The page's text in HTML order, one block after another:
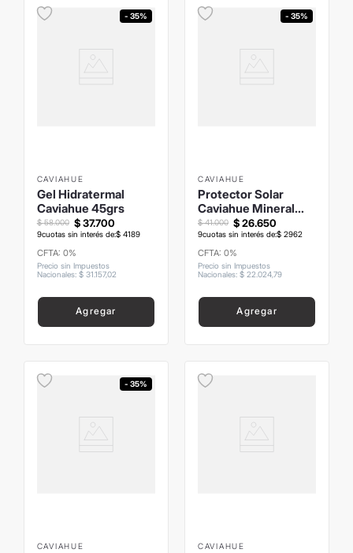
- 35%
CAVIAHUE
Gel Hidratermal
Caviahue 45grs
$ 37.700
$ 58.000
9cuotas sin interés de:$ 4189
CFTA: 0%
Precio sin Impuestos
Nacionales: $ 31157,02
Agregar
- 35%
CAVIAHUE
Protector Solar
Caviahue Mineral
Eco Outdoor Tono
Medio
$26.650
$ 41.000
9cuotas sin interés de:$ 2962
CFTA: 0%
Precio sin Impuestos
Nacionales: $ 22 02479
Agregar
- 35%
CAVIAHUE CAVIAHUE